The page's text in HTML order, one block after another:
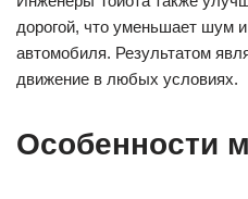
дорогой, что уменьшает шум
автомобиля. Результатом
движение в любых условиях.
Особенности